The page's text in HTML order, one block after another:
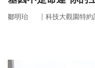
鄒明珆 ｜ 科技大觀園特約